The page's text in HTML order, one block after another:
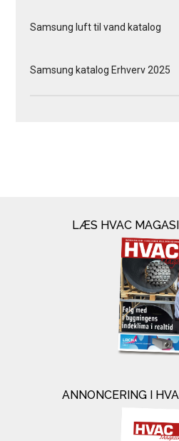
Samsung luft til vand katalog
Samsung katalog Erhverv 2025
LÆS HVAC
ANNONCERING I